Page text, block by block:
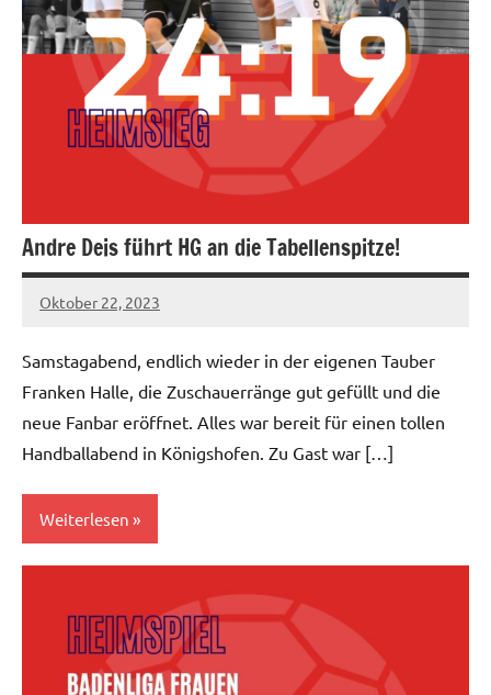
Andre Deis führt HG an die Tabellenspitze!
Oktober 22, 2023
hgadmin
Samstagabend, endlich wieder in der eigenen Tauber
Franken Halle, die Zuschauerränge gut gefüllt und die
neue Fanbar eröffnet. Alles war bereit für einen tollen
Handballabend in Königshofen. Zu Gast war […]
Weiterlesen